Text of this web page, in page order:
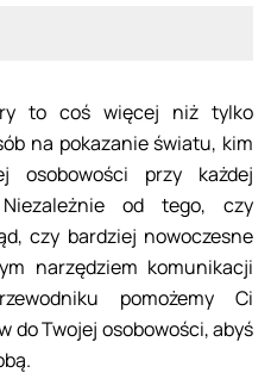
to coś więcej niż tylko
na pokazanie światu, kim
osobowości przy każdej
od tego, czy
czy bardziej nowoczesne
narzędziem komunikacji
pomożemy Ci
do Twojej osobowości, abyś